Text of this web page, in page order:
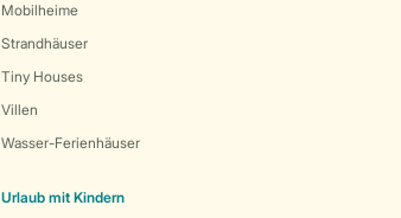
Mobilheime
Strandhäuser
Tiny Houses
Villen
Wasser-Ferienhäuser
Urlaub mit Kindern